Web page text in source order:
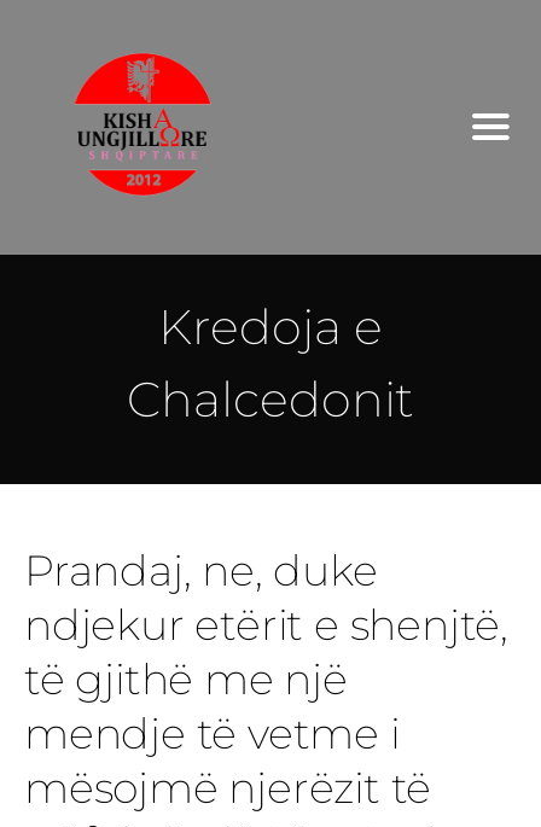
Kredoja e
Chalcedonit
Prandaj, ne, duke
ndjekur etërit e shenjtë,
të gjithë me një
mendje të vetme i
mësojmë njerëzit të